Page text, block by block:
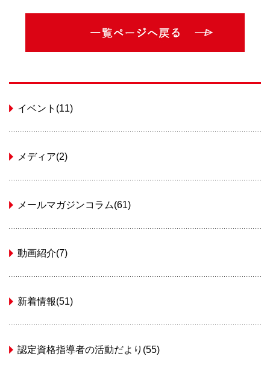
イベント(11)
メディア(2)
メールマガジンコラム(61)
動画紹介(7)
新着情報(51)
認定資格指導者の活動だより(55)